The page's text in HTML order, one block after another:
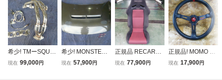
希少! TMーSQUA
RE エキゾースト
現在 99,000円
希少! MONSTER
SPORT モンスタ
現在 57,900円
正規品 RECARO
SR-7F GK100 RD/
現在 77,900円
正規品! MOMO フ
ルスピード φ350
現在 17,900円